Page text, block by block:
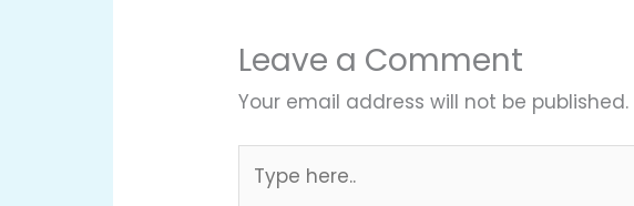
Leave a Comment
Your email address will not be published.
here..